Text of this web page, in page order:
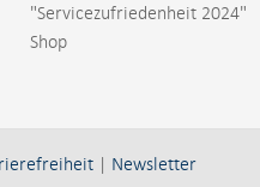
"Servicezufriedenheit 2024"
Shop
| Newsletter